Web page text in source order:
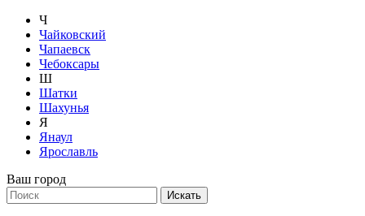
Ч
Чайковский
Чапаевск
Чебоксары
Ш
Шатки
Шахунья
Я
Янаул
Ярославль
Ваш город